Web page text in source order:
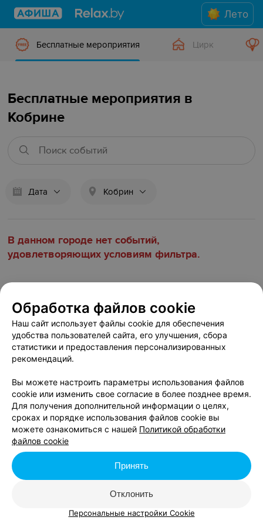
Лето
Бесплатные мероприятия Цирк
Бесплатные мероприятия в
Кобрине
Дата Кобрин
В данном городе нет событий,
удовлетворяющих условиям фильтра.
Обработка файлов cookie
Наш сайт использует файлы cookie для обеспечения
удобства пользователей сайта, его улучшения, сбора
статистики и предоставления персонализированных
рекомендаций.
Вы можете настроить параметры использования файлов
cookie или изменить свое согласие в более позднее время.
Для получения дополнительной информации о целях,
сроках и порядке использования файлов cookie вы
можете ознакомиться с нашей Политикой обработки
файлов cookie
Отклонить
Принять
Персональные настройки Cookie